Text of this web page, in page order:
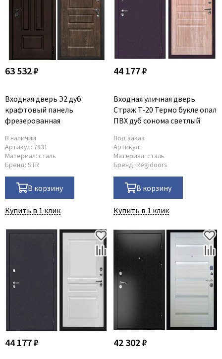
63 532 ₽
Входная дверь Э2 дуб
крафтовый панель
фрезерованная
В наличии
Артикул: 7831
Материал: сталь
Бренд: STR
В корзину
Купить в 1 клик
44 177 ₽
Входная уличная дверь
Страж T-20 Термо букле опал
ПВХ дуб сонома светлый
Под заказ
Артикул:
Материал: сталь
Бренд: Regidoors
В корзину
Купить в 1 клик
44 177 ₽ 42 302 ₽